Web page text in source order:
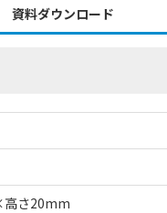
資料ダウンロード
さ20mm